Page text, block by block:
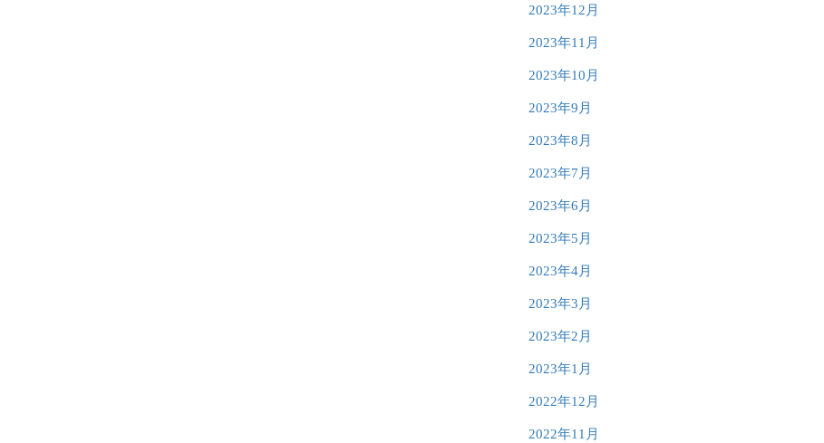
2023年12月
2023年11月
2023年10月
2023年9月
2023年8月
2023年7月
2023年6月
2023年5月
2023年4月
2023年3月
2023年2月
2023年1月
2022年12月
2022年11月